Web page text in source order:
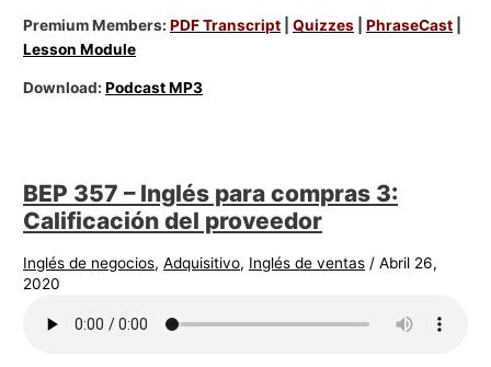
Premium Members:PDF Transcript |Quizzes |PhraseCast
Lesson Module
Download:Podcast MP3
BEP 357 – Inglés para compras 3:
Calificación del proveedor
Inglés de negocios,Adquisitivo, Inglés de ventas /Abril 26,
2020